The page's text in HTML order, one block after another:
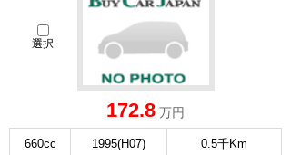
選択
172.8 万円
660cc 1995(H07) 0.5千Km